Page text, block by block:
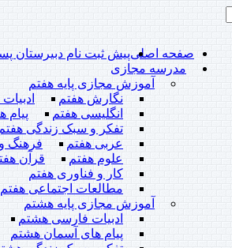
صفحه اصلیپیش ثبت نام دبیرستان
مدرسه مجازی
آموزش مجازی پایه هفتم
نگارش هفتم
انگلیسی هفتم
پیام
تفکر و سبک زندگی هفتم
عربی هفتم
فرهنگ
علوم هفتم
قرآن
کار و فناوری هفتم
مطالعات اجتماعی هفتم
آموزش مجازی پایه هشتم
ادبیات فارسی هشتم
پیام های آسمان هشتم